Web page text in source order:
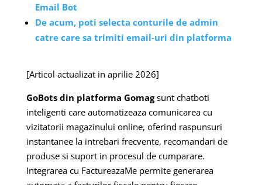
Email Bot
De acum, poti selecta conturile de admin
catre care sa trimiti email-uri din platforma
[Articol actualizat in aprilie 2026]
GoBots din platforma Gomagsunt chatboti
inteligenti care automatizeaza comunicarea cu
vizitatorii magazinului online, oferind raspunsuri
instantanee la intrebari frecvente, recomandari de
produse si suport in procesul de cumparare.
Integrarea cu FactureazaMe permite generarea